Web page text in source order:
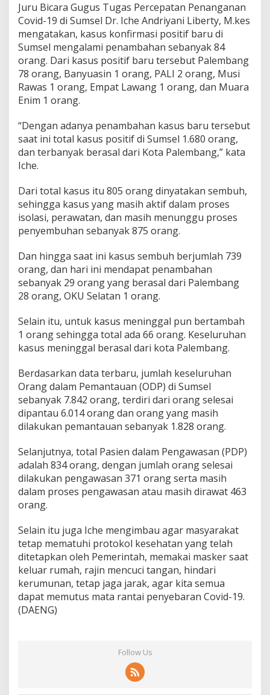
Juru Bicara Gugus Tugas Percepatan Penanganan
Covid-19 di Sumsel Dr. Iche Andriyani Liberty, M.kes
mengatakan, kasus konfirmasi positif baru di
Sumsel mengalami penambahan sebanyak 84
orang. Dari kasus positif baru tersebut Palembang
78 orang, Banyuasin 1 orang, PALI 2 orang, Musi
Rawas 1 orang, Empat Lawang 1 orang, dan Muara
Enim 1 orang.
“Dengan adanya penambahan kasus baru tersebut
saat ini total kasus positif di Sumsel 1.680 orang,
dan terbanyak berasal dari Kota Palembang,” kata
Iche.
Dari total kasus itu 805 orang dinyatakan sembuh,
sehingga kasus yang masih aktif dalam proses
isolasi, perawatan, dan masih menunggu proses
penyembuhan sebanyak 875 orang.
Dan hingga saat ini kasus sembuh berjumlah 739
orang, dan hari ini mendapat penambahan
sebanyak 29 orang yang berasal dari Palembang
28 orang, OKU Selatan 1 orang.
Selain itu, untuk kasus meninggal pun bertambah
1 orang sehingga total ada 66 orang. Keseluruhan
kasus meninggal berasal dari kota Palembang.
Berdasarkan data terbaru, jumlah keseluruhan
Orang dalam Pemantauan (ODP) di Sumsel
sebanyak 7.842 orang, terdiri dari orang selesai
dipantau 6.014 orang dan orang yang masih
dilakukan pemantauan sebanyak 1.828 orang.
Selanjutnya, total Pasien dalam Pengawasan (PDP)
adalah 834 orang, dengan jumlah orang selesai
dilakukan pengawasan 371 orang serta masih
dalam proses pengawasan atau masih dirawat 463
orang.
Selain itu juga Iche mengimbau agar masyarakat
tetap mematuhi protokol kesehatan yang telah
ditetapkan oleh Pemerintah, memakai masker saat
keluar rumah, rajin mencuci tangan, hindari
kerumunan, tetap jaga jarak, agar kita semua
dapat memutus mata rantai penyebaran Covid-19.
(DAENG)
Follow Us